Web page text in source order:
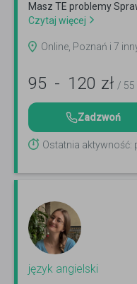
Masz TE problemy
Czytaj więcej
Online, Poznań i 7
95 - 120 zł / 55
Zadzwoń
Ostatnia aktywność:
język angielski